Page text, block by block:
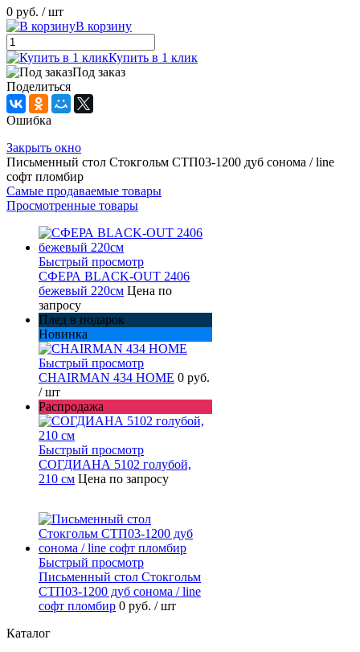
0 руб. / шт
В корзину
Купить в 1 клик
Под заказ
Поделиться
Ошибка
Закрыть окно
Письменный стол Стокгольм СТП03-1200 дуб сонома / line
софт пломбир
Самые продаваемые товары
Просмотренные товары
Быстрый просмотр
СФЕРА BLACK-OUT 2406
бежевый 220см Цена по
запросу
Плед в подарок
Новинка
Быстрый просмотр
CHAIRMAN 434 HOME 0 руб.
/ шт
Распродажа
Быстрый просмотр
СОГДИАНА 5102 голубой,
210 см Цена по запросу
Быстрый просмотр
Письменный стол Стокгольм
СТП03-1200 дуб сонома / line
софт пломбир 0 руб. / шт
Каталог